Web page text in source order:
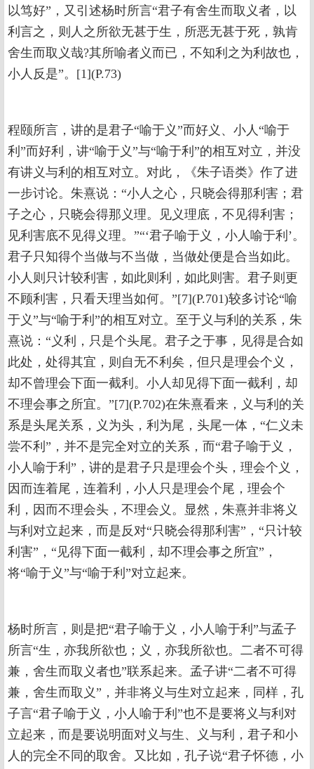
以笃好”，又引述杨时所言“君子有舍生而取义者，以
利言之，则人之所欲无甚于生，所恶无甚于死，孰肯
舍生而取义哉?其所喻者义而已，不知利之为利故也，
小人反是”。[1](P.73)
程颐所言，讲的是君子“喻于义”而好义、小人“喻于
利”而好利，讲“喻于义”与“喻于利”的相互对立，并没
有讲义与利的相互对立。对此，《朱子语类》作了进
一步讨论。朱熹说：“小人之心，只晓会得那利害；君
子之心，只晓会得那义理。见义理底，不见得利害；
见利害底不见得义理。”“‘君子喻于义，小人喻于利’。
君子只知得个当做与不当做，当做处便是合当如此。
小人则只计较利害，如此则利，如此则害。君子则更
不顾利害，只看天理当如何。”[7](P.701)较多讨论“喻
于义”与“喻于利”的相互对立。至于义与利的关系，朱
熹说：“义利，只是个头尾。君子之于事，见得是合如
此处，处得其宜，则自无不利矣，但只是理会个义，
却不曾理会下面一截利。小人却见得下面一截利，却
不理会事之所宜。”[7](P.702)在朱熹看来，义与利的关
系是头尾关系，义为头，利为尾，头尾一体，“仁义未
尝不利”，并不是完全对立的关系，而“君子喻于义，
小人喻于利”，讲的是君子只是理会个头，理会个义，
因而连着尾，连着利，小人只是理会个尾，理会个
利，因而不理会头，不理会义。显然，朱熹并非将义
与利对立起来，而是反对“只晓会得那利害”，“只计较
利害”，“见得下面一截利，却不理会事之所宜”，
将“喻于义”与“喻于利”对立起来。
杨时所言，则是把“君子喻于义，小人喻于利”与孟子
所言“生，亦我所欲也；义，亦我所欲也。二者不可得
兼，舍生而取义者也”联系起来。孟子讲“二者不可得
兼，舍生而取义”，并非将义与生对立起来，同样，孔
子言“君子喻于义，小人喻于利”也不是要将义与利对
立起来，而是要说明面对义与生、义与利，君子和小
人的完全不同的取舍。又比如，孔子说“君子怀德，小